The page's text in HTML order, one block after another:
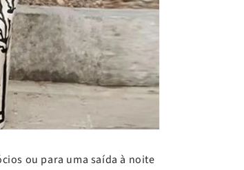
ou para uma saída à noite